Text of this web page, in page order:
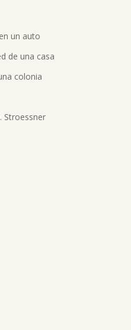
un auto
de una casa
colonia
Stroessner